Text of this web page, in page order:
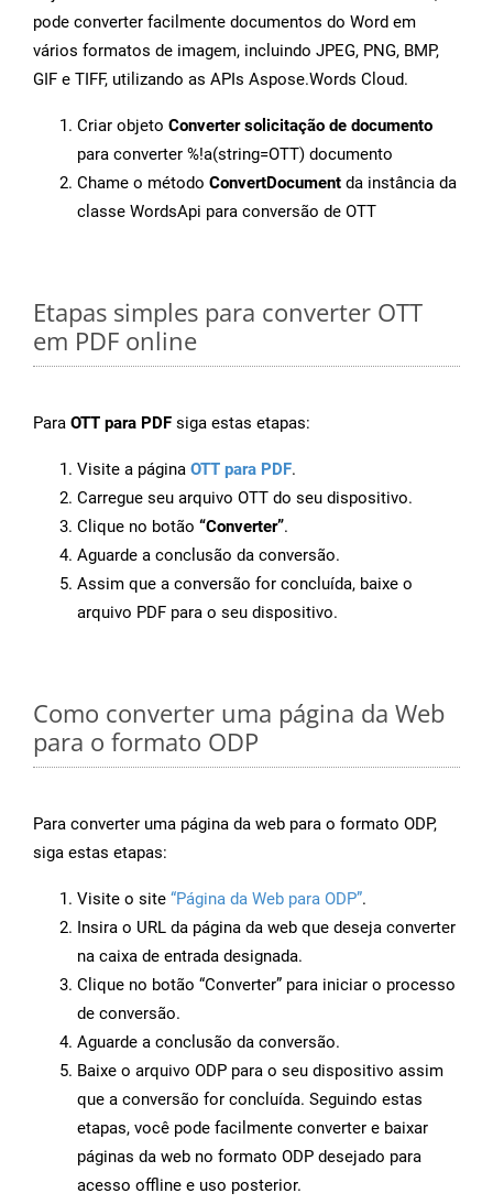
pode converter facilmente documentos do Word em
vários formatos de imagem, incluindo JPEG, PNG, BMP,
GIF e TIFF, utilizando as APIs Aspose.Words Cloud.
Criar objeto Converter solicitação de documento
para converter %!a(string=OTT) documento
Chame o método ConvertDocument da instância da
classe WordsApi para conversão de OTT
Etapas simples para converter OTT
em PDF online
Para OTT para PDF siga estas etapas:
Visite a página OTT para PDF.
Carregue seu arquivo OTT do seu dispositivo.
Clique no botão “Converter”.
Aguarde a conclusão da conversão.
Assim que a conversão for concluída, baixe o
arquivo PDF para o seu dispositivo.
Como converter uma página da Web
para o formato ODP
Para converter uma página da web para o formato ODP,
siga estas etapas:
Visite o site “Página da Web para ODP”.
Insira o URL da página da web que deseja converter
na caixa de entrada designada.
Clique no botão “Converter” para iniciar o processo
de conversão.
Aguarde a conclusão da conversão.
Baixe o arquivo ODP para o seu dispositivo assim
que a conversão for concluída. Seguindo estas
etapas, você pode facilmente converter e baixar
páginas da web no formato ODP desejado para
acesso offline e uso posterior.